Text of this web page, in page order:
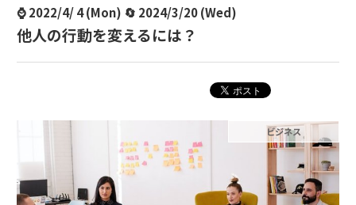
⌚ 2022/4/ 4 (Mon) 🔄 2024/3/20 (Wed)
他人の行動を変えるには？
ビジネス